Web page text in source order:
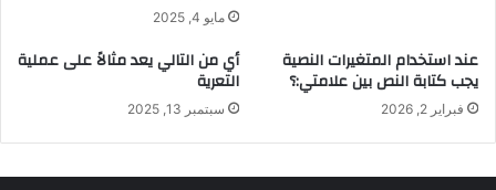
مايو 4, 2025
عند استخدام المتغيرات النصية
يجب كتابة النص بين علامتي:؟
فبراير 2, 2026
أي من التالي يعد مثالاً على عملية
التعرية
سبتمبر 13, 2025